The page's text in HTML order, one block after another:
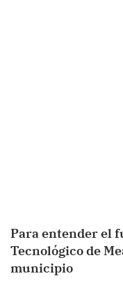
Para entender el
Tecnológico de
municipio